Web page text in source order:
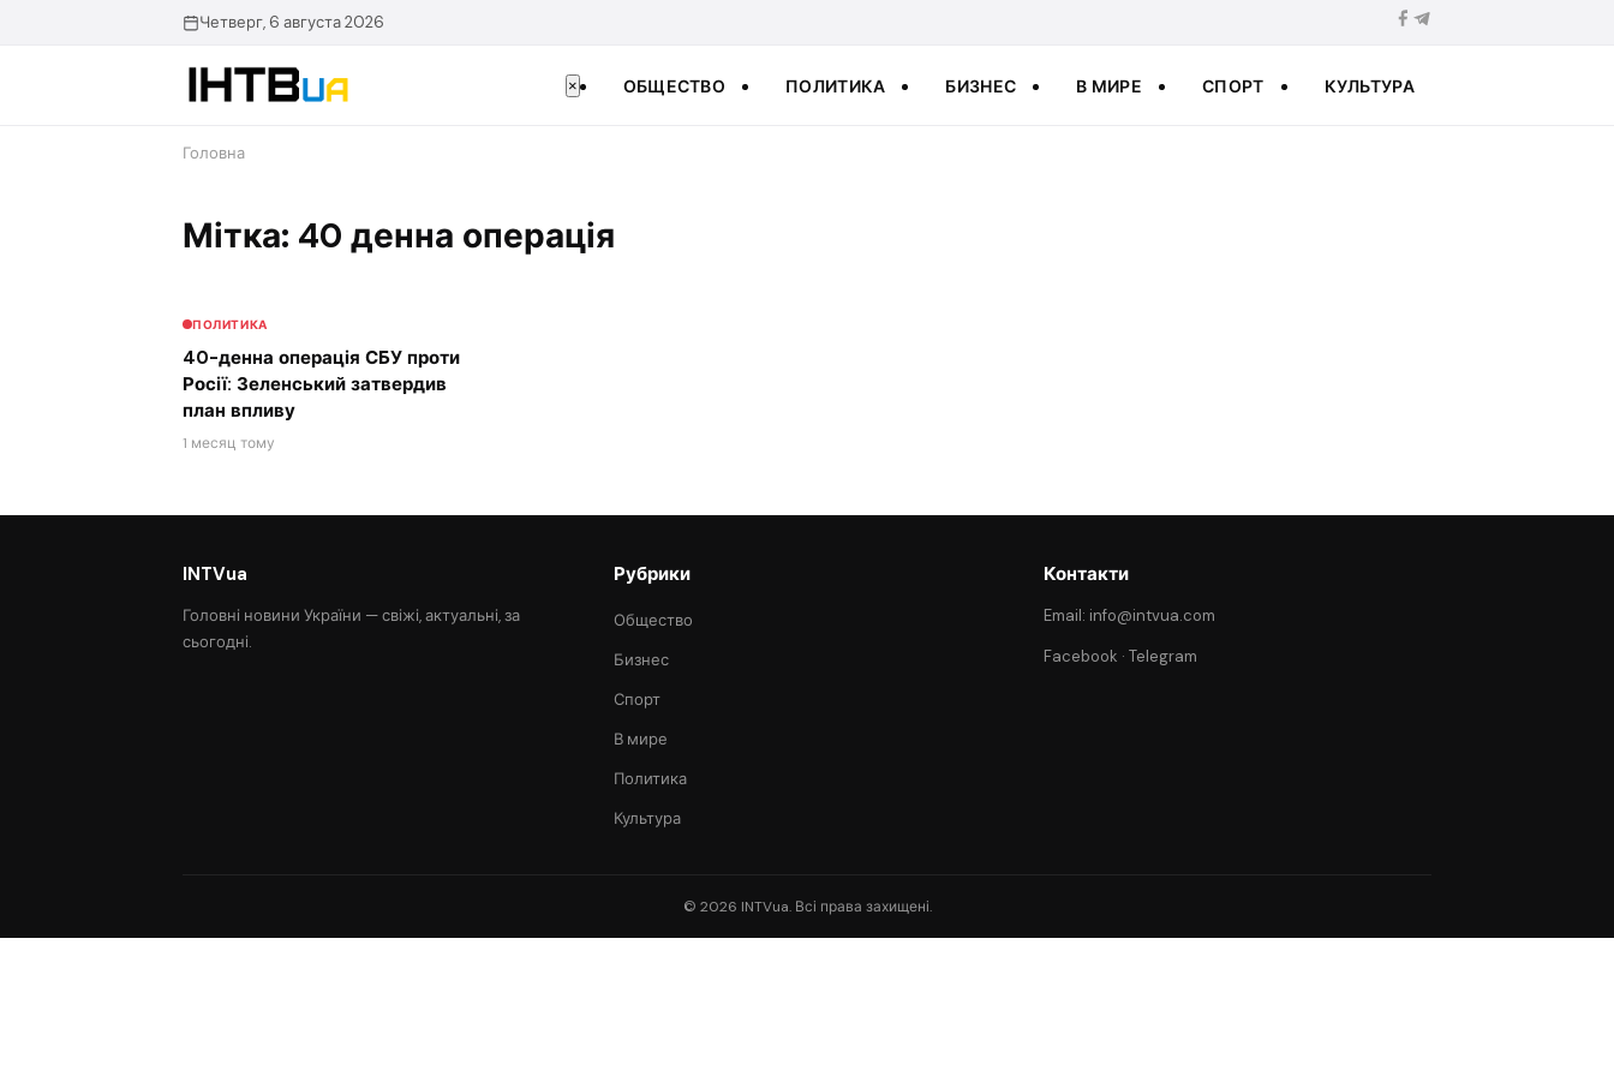
Четверг, 6 августа 2026
× ОБЩЕСТВО ПОЛИТИКА БИЗНЕС В МИРЕ СПОРТ КУЛЬТУРА
Головна
Мітка: 40 денна операція
ПОЛИТИКА
40-денна операція СБУ проти
Росії: Зеленський затвердив
план впливу
1 месяц тому
INTVua
Головні новини України — свіжі, актуальні, за
сьогодні.
Рубрики
Общество
Бизнес
Спорт
В мире
Политика
Культура
Контакти
Email: info@intvua.com
Facebook ·Telegram
© 2026 INTVua. Всі права захищені.